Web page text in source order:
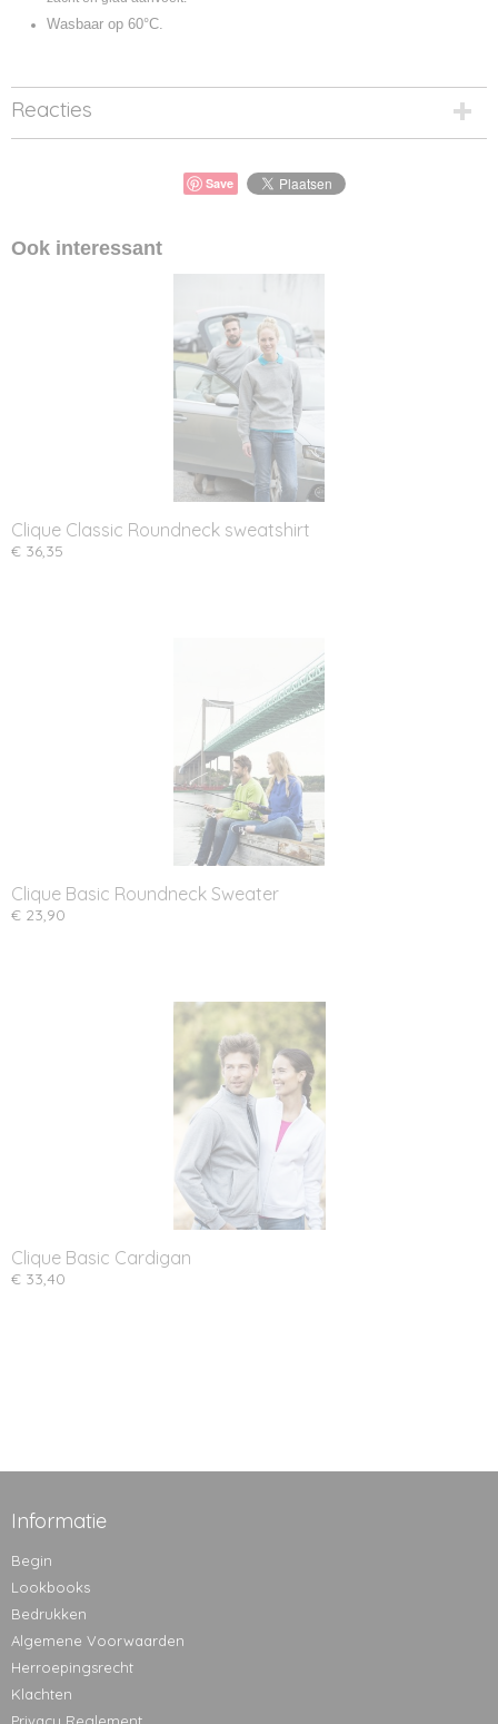
Wasbaar op 60°C.
Reacties
Save
Ook interessant
Clique Classic Roundneck sweatshirt
€ 36,35
Clique Basic Roundneck Sweater
€ 23,90
Clique Basic Cardigan
€ 33,40
Informatie
Begin
Lookbooks
Bedrukken
Algemene Voorwaarden
Herroepingsrecht
Klachten